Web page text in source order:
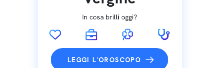
In cosa brilli oggi?
LEGGI L'OROSCOPO